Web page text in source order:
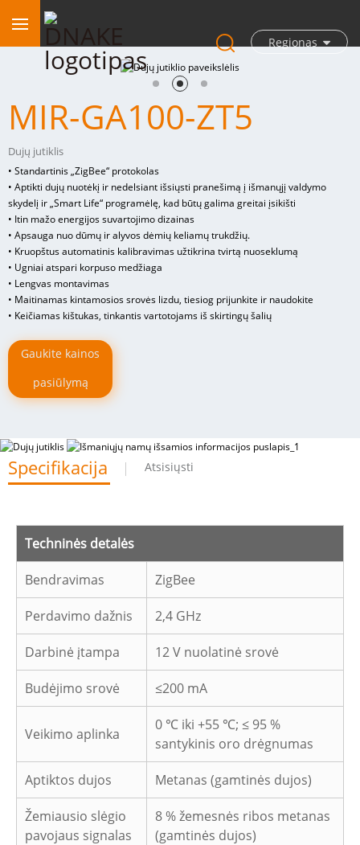
Regionas
MIR-GA100-ZT5
Dujų jutiklis
• Standartinis „ZigBee“ protokolas
• Aptikti dujų nuotėkį ir nedelsiant išsiųsti pranešimą į išmanųjį valdymo
skydelį ir „Smart Life“ programėlę, kad būtų galima greitai įsikišti
• Itin mažo energijos suvartojimo dizainas
• Apsauga nuo dūmų ir alyvos dėmių keliamų trukdžių.
• Kruopštus automatinis kalibravimas užtikrina tvirtą nuoseklumą
• Ugniai atspari korpuso medžiaga
• Lengvas montavimas
• Maitinamas kintamosios srovės lizdu, tiesiog prijunkite ir naudokite
• Keičiamas kištukas, tinkantis vartotojams iš skirtingų šalių
Gaukite kainos
pasiūlymą
Specifikacija Atsisiųsti
Techninės detalės
Bendravimas ZigBee
Perdavimo dažnis 2,4 GHz
Darbinė įtampa 12 V nuolatinė srovė
Budėjimo srovė ≤200 mA
Veikimo aplinka
0 ℃ iki +55 ℃; ≤ 95 %
santykinis oro drėgnumas
Aptiktos dujos Metanas (gamtinės dujos)
Žemiausio slėgio
pavojaus signalas
8 % žemesnės ribos metanas
(gamtinės dujos)